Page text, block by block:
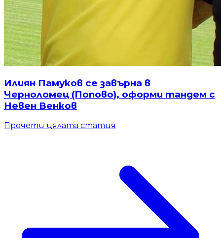
Илиян Памуков се завърна в
Черноломец (Попово), оформи тандем с
Невен Венков
Прочети цялата статия